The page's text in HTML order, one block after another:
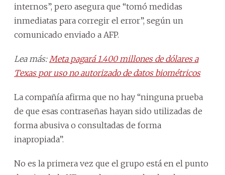
internos”, pero asegura que “tomó medidas
inmediatas para corregir el error”, según un
comunicado enviado a AFP.
Lea más: Meta pagará 1.400 millones de dólares a
Texas por uso no autorizado de datos biométricos
La compañía afirma que no hay “ninguna prueba
de que esas contraseñas hayan sido utilizadas de
forma abusiva o consultadas de forma
inapropiada”.
No es la primera vez que el grupo está en el punto